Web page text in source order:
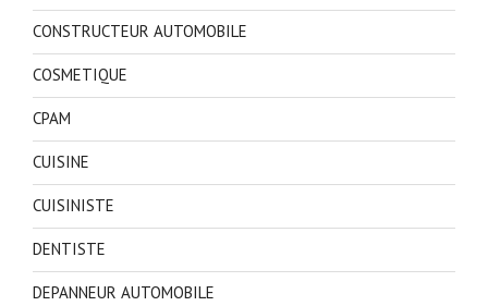
CONSTRUCTEUR AUTOMOBILE
COSMETIQUE
CPAM
CUISINE
CUISINISTE
DENTISTE
DEPANNEUR AUTOMOBILE